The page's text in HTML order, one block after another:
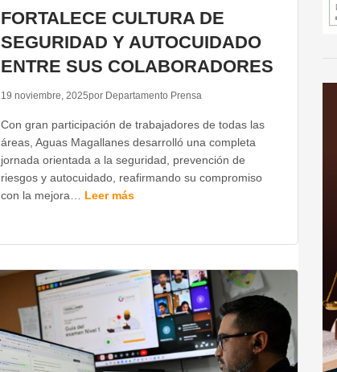
FORTALECE CULTURA DE
SEGURIDAD Y AUTOCUIDADO
ENTRE SUS COLABORADORES
19 noviembre, 2025por Departamento Prensa
Con gran participación de trabajadores de todas las
áreas, Aguas Magallanes desarrolló una completa
jornada orientada a la seguridad, prevención de
riesgos y autocuidado, reafirmando su compromiso
con la mejora… Leer más